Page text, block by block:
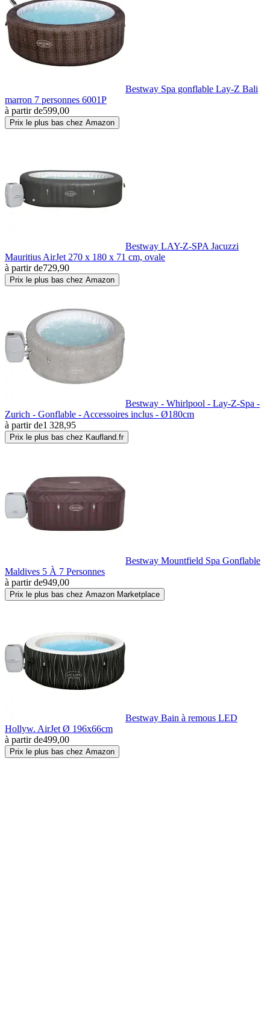
Bestway Spa gonflable Lay-Z Bali
marron 7 personnes 6001P
à partir de599,00
Prix le plus bas chez Amazon
Bestway LAY-Z-SPA Jacuzzi
Mauritius AirJet 270 x 180 x 71 cm, ovale
à partir de729,90
Prix le plus bas chez Amazon
Bestway - Whirlpool - Lay-Z-Spa -
Zurich - Gonflable - Accessoires inclus - Ø180cm
à partir de1 328,95
Prix le plus bas chez Kaufland.fr
Bestway Mountfield Spa Gonflable
Maldives 5 À 7 Personnes
à partir de949,00
Prix le plus bas chez Amazon Marketplace
Bestway Bain à remous LED
Hollyw. AirJet Ø 196x66cm
à partir de499,00
Prix le plus bas chez Amazon